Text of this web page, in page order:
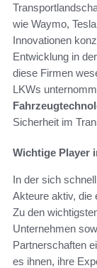
wie Waymo,
Innovationen
Entwicklung in
diese Firmen
LKWs
Sicherheit im
Wichtige Player
In der sich
Akteure aktiv, die
Zu den
Unternehmen
Partnerschaften
es ihnen, ihre